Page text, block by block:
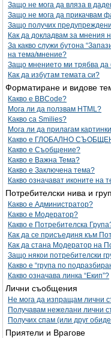
Защо не мога да вляза в
Защо не мога да прикачвам
Защо получих
Как да докладвам за мнения
За какво служи бутона
на тема/мнение?
Защо мнението ми трябва да
Как да избутам темата си?
Форматиране и видове
Какво е BBCode?
Мога ли да ползвам HTML?
Какво са Smilies?
Мога ли да прилагам
Какво е ГЛОБАЛНО
Какво е Съобщение?
Какво е Важна Тема?
Какво е Заключена тема?
Какво означават иконите на
Потребителски нива и
Какво е Администратор?
Какво е Модератор?
Какво е Потребителска
Как да се присъединя към
Как да стана Модератор на
Защо някои потребителски
Какво е “група по
Какво означава линка “Екип”?
Лични съобщения
Не мога да изпращам лични
Получавам нежелани лични
Получих спам (или друг
Приятели и Врагове